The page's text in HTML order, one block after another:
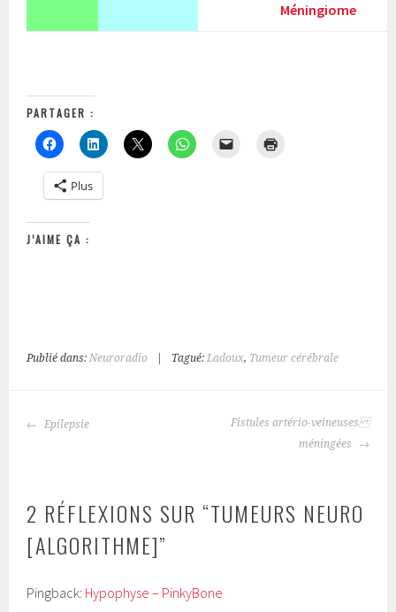
Méningiome
PARTAGER :
Plus
J’AIME ÇA :
Publié dans:Neuroradio Tagué:Ladoux, Tumeur cérébrale
NAVIGATION
Epilepsie
Fistules artério-veineuses
méningées
2 RÉFLEXIONS SUR “TUMEURS NEURO
[ALGORITHME]”
Pingback: Hypophyse – PinkyBone